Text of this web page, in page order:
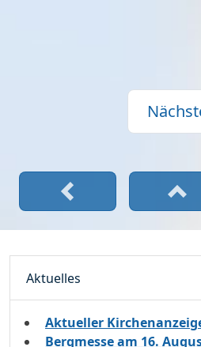
Aktuelles
Aktueller
Bergmesse am 16.